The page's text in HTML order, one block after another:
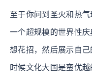
至于你问到圣火和热
一个超规模的世界性
想花招，然后展示自
时候文化大国是蛮优